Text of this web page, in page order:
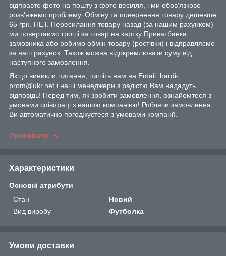
відправте фото на пошту з фото весілля, і ми обов'язково
розв'яжемо проблему. Обміну та повернення товару дешевше
65 грн. НЕТ. Пересилання товару назад (за нашим рахунком)
ми повертаємо гроші за товар на картку Приватбанка
замовника або робимо обмін товару (ростівки) і відправляємо
за наш рахунок. Також можна відокремлювати суму від
наступного замовлення.
Якщо виникли питання, пишіть нам на Email: bardi-
prom@ukr.net і наші менеджери з радістю Вам нададуть
відповідь! Перед тим, як зробити замовлення, ознайомтеся з
умовами співпраці з нашою компанією! Роблячи замовлення,
Ви автоматично погоджуєтеся з умовами компанії.
Приховати
Характеристики
Основні атрибути
Стан
Новий
Вид виробу
Футболка
Умови доставки